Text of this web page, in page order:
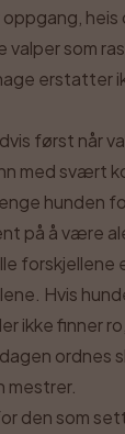
heis
valper som
erstatter
først når
med svært
hunden
på å være
forskjellene
Hvis
ikke finner
ordnes
mestrer.
den som